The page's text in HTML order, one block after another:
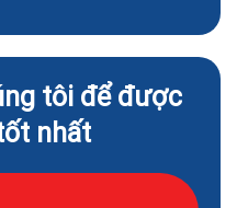
tôi để được
nhất